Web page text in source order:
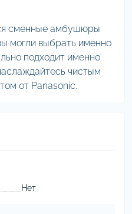
сменные амбушюры
могли выбрать именно
подходит именно
чистым
от Panasonic.
Нет